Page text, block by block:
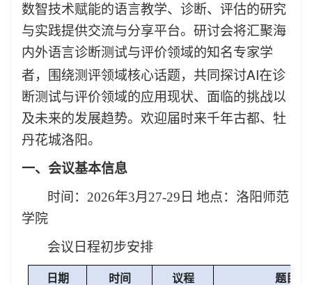
数智技术赋能的语言教学、诊断、评估的研究
与实践提供交流与分享平台。研讨会将汇聚海
内外语言诊断测试与评价领域的知名专家学
者，
围绕测评领域核心话题， 共同探讨AI在诊
断测试与评价领域的应用现状、面临的挑战以
及未来的发展趋势。 欢迎届时来千年古都、牡
丹花城洛阳。
一、会议基本信息
时间： 2026年3月 27-29 日 地点：洛阳师范
学院
会议日程初步安排
日期 时间 议程 题目